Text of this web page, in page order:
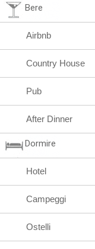
Bere
Airbnb
Country House
Pub
After Dinner
Dormire
Hotel
Campeggi
Ostelli